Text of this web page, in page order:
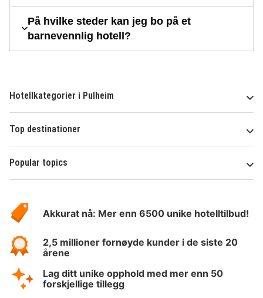
På hvilke steder kan jeg bo på et
barnevennlig hotell?
Hotellkategorier i Pulheim
Top destinationer
Popular topics
Hotelspecials
Akkurat nå: Mer enn 6500 unike hotelltilbud!
2,5 millioner fornøyde kunder i de siste 20
årene
Lag ditt unike opphold med mer enn 50
forskjellige tillegg